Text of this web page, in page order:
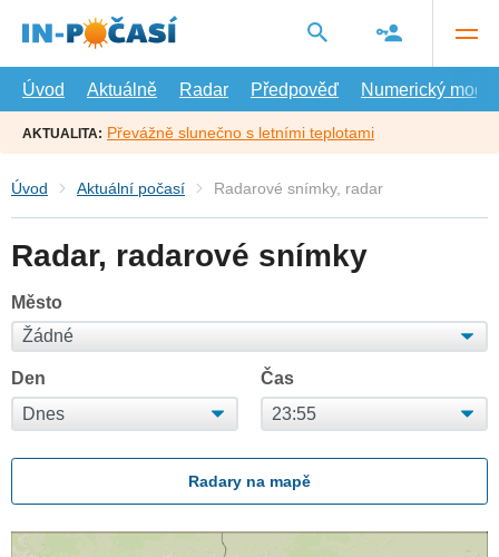
hlavní
Úvod
Aktuálně Radar Předpověď Numerický model
AKTUALITA: Převážně slunečno s letními teplotami
Úvod Aktuální počasí Radarové snímky, radar
Radar, radarové snímky
Město
Den Čas
Radary na mapě